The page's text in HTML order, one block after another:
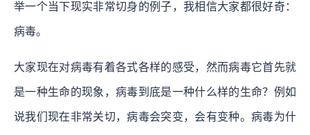
举一个当下现实非常切身的例子，我相信大家都很好奇：
病毒。
大家现在对病毒有着各式各样的感受，然而病毒它首先就
是一种生命的现象，病毒到底是一种什么样的生命？例如
说我们现在非常关切，病毒会突变，会有变种。病毒为什